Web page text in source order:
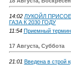
14:02 ЛУКОЙЛ
ГАЗА К 2030 ГОДУ
11:54 Приемный
17 Августа, Суббота
21:01 Введена в строй